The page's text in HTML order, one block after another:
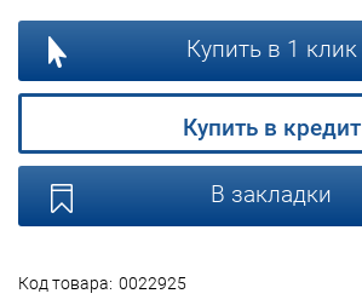
Код товара: 0022925
Купить в 1 клик
Купить в кредит
В закладки